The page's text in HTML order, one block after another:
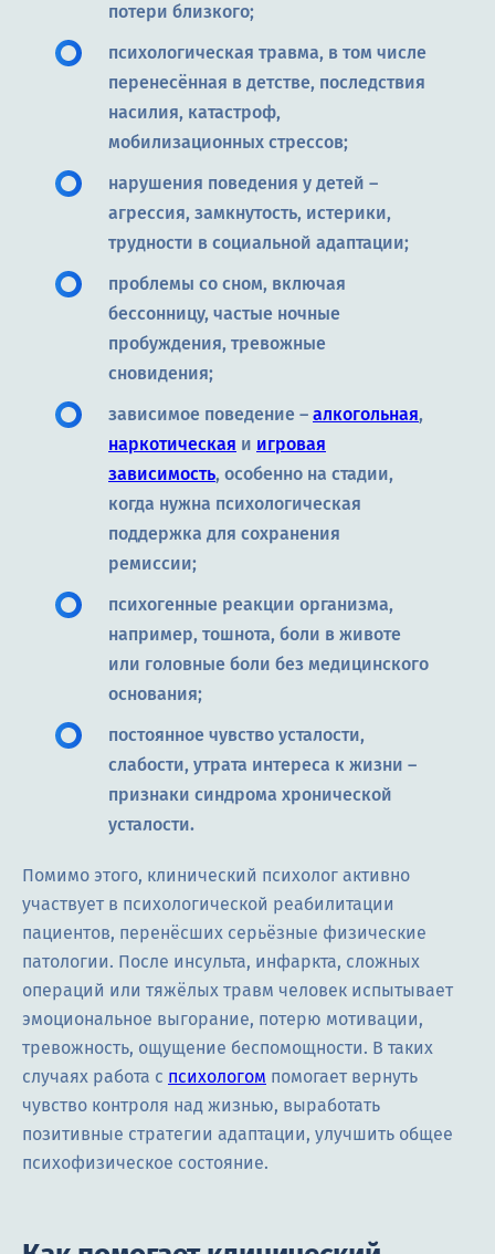
потери близкого;
психологическая травма, в том числе
перенесённая в детстве, последствия
насилия, катастроф,
мобилизационных стрессов;
нарушения поведения у детей –
агрессия, замкнутость, истерики,
трудности в социальной адаптации;
проблемы со сном, включая
бессонницу, частые ночные
пробуждения, тревожные
сновидения;
зависимое поведение – алкогольная,
наркотическая и игровая
зависимость, особенно на стадии,
когда нужна психологическая
поддержка для сохранения
ремиссии;
психогенные реакции организма,
например, тошнота, боли в животе
или головные боли без медицинского
основания;
постоянное чувство усталости,
слабости, утрата интереса к жизни –
признаки синдрома хронической
усталости.
Помимо этого, клинический психолог активно
участвует в психологической реабилитации
пациентов, перенёсших серьёзные физические
патологии. После инсульта, инфаркта, сложных
операций или тяжёлых травм человек испытывает
эмоциональное выгорание, потерю мотивации,
тревожность, ощущение беспомощности. В таких
случаях работа с психологом помогает вернуть
чувство контроля над жизнью, выработать
позитивные стратегии адаптации, улучшить общее
психофизическое состояние.